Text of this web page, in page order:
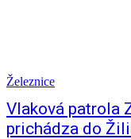
Železnice
Vlaková patrola
prichádza do